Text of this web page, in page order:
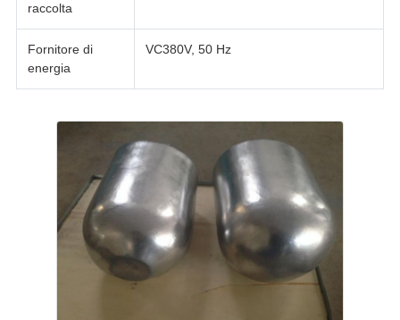
raccolta
Fornitore di
energia
VC380V, 50 Hz